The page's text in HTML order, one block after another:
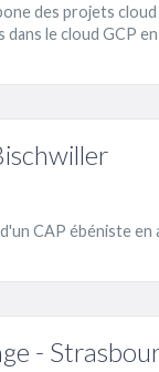
des projets
le cloud GCP
CAP ébéniste en
-